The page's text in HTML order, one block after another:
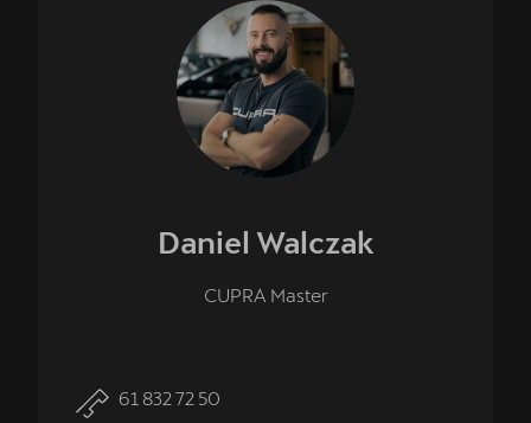
Daniel Walczak
CUPRA Master
61 832 72 50